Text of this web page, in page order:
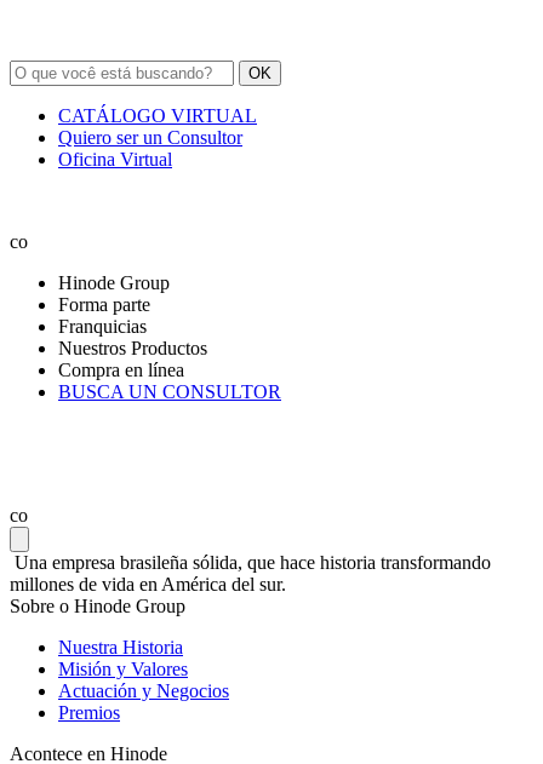
OK
CATÁLOGO VIRTUAL
Quiero ser un Consultor
Oficina Virtual
co
Hinode Group
Forma parte
Franquicias
Nuestros Productos
Compra en línea
BUSCA UN CONSULTOR
co
Una empresa brasileña sólida, que hace historia transformando
millones de vida en América del sur.
Sobre o Hinode Group
Nuestra Historia
Misión y Valores
Actuación y Negocios
Premios
Acontece en Hinode